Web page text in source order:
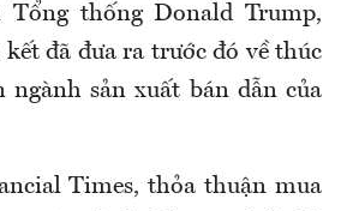
Tổng thống Donald Trump,
đã đưa ra trước đó về thúc
ngành sản xuất bán dẫn của
Times, thỏa thuận mua